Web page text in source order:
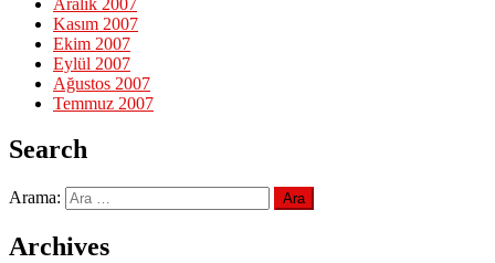
Kasım 2007
Ekim 2007
Eylül 2007
Ağustos 2007
Temmuz 2007
Search
Arama:
Archives